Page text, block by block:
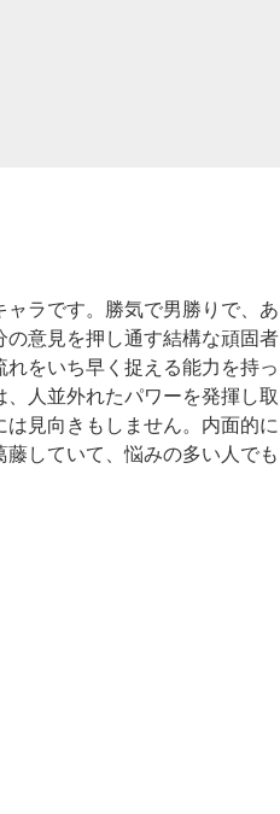
ラです。勝気で男勝りで、あ
の意見を押し通す結構な頑固者
をいち早く捉える能力を持っ
人並外れたパワーを発揮し取
見向きもしません。内面的に
していて、悩みの多い人でも